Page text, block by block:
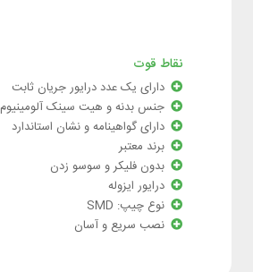
نقاط قوت
دارای یک عدد درایور جریان ثابت
جنس بدنه و هیت سینک آلومینیوم
دارای گواهینامه و نشان استاندارد
برند معتبر
بدون فلیکر و سوسو زدن
درایور ایزوله
نوع چیپ: SMD
نصب سریع و آسان